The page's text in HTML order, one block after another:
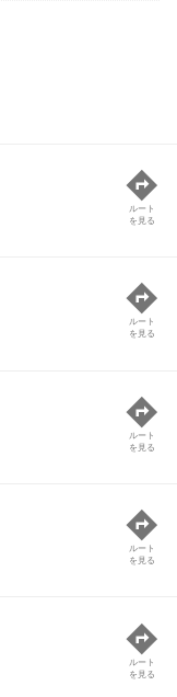
ルート
を見る
ルート
を見る
ルート
を見る
ルート
を見る
ルート
を見る